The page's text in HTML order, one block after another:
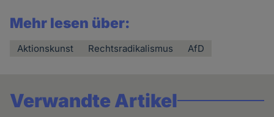
Mehr lesen über:
Aktionskunst Rechtsradikalismus AfD
Verwandte Artikel